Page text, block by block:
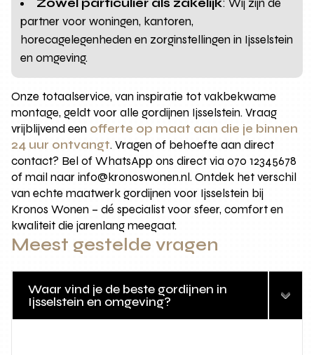
Zowel particulier als zakelijk: Wij zijn dé
partner voor woningen, kantoren,
horecagelegenheden en zorginstellingen in Ijsselstein
en omgeving.
Onze totaalservice, van inspiratie tot vakbekwame
montage, geldt voor alle gordijnen Ijsselstein. Vraag
vrijblijvend een offerte op maat aan die je binnen
24 uur ontvangt. Vragen of behoefte aan direct
contact? Bel of WhatsApp ons direct via 070 12345678
of mail naar info@kronoswonen.nl. Ontdek het verschil
van echte maatwerk gordijnen voor Ijsselstein bij
Kronos Wonen – dé specialist voor sfeer, comfort en
kwaliteit die jarenlang meegaat.
Meest gestelde vragen
Waar vind je de beste gordijnen in
Ijsselstein en omgeving?